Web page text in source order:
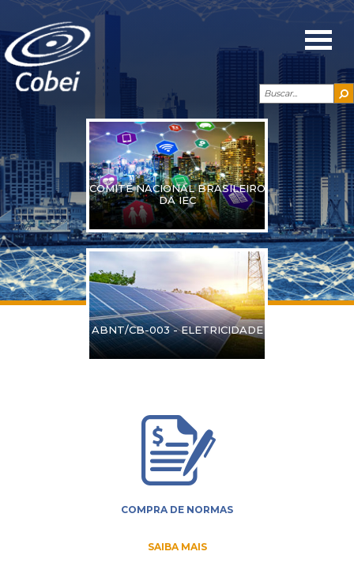
COMITÊ NACIONAL BRASILEIRO
DA IEC
ABNT/CB-003 - ELETRICIDADE
COMPRA DE NORMAS
SAIBA MAIS